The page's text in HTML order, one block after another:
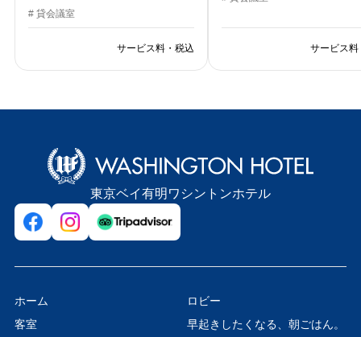
# 貸会議室
サービス料・税込 サービス料
東京ベイ有明ワシントンホテル
ホーム
ロビー
客室
早起きしたくなる、朝ごはん。